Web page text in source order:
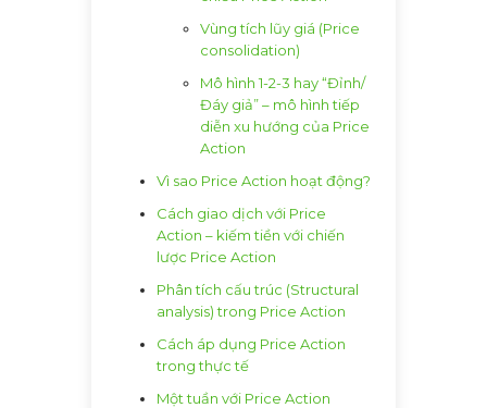
Vùng tích lũy giá (Price
consolidation)
Mô hình 1-2-3 hay “Đỉnh/
Đáy giả” – mô hình tiếp
diễn xu hướng của Price
Action
Vì sao Price Action hoạt động?
Cách giao dịch với Price
Action – kiếm tiền với chiến
lược Price Action
Phân tích cấu trúc (Structural
analysis) trong Price Action
Cách áp dụng Price Action
trong thực tế
Một tuần với Price Action